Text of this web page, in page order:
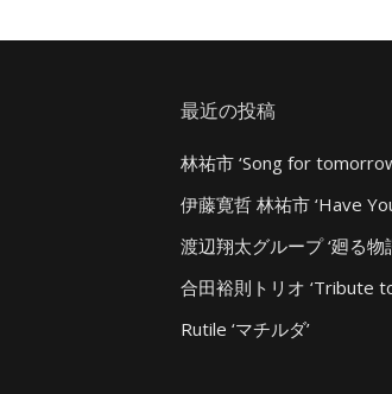
最近の投稿
林祐市 ‘Song for
伊藤寛哲 林祐市 ‘Have
渡辺翔太グループ ‘廻る物
合田裕則トリオ ‘Tribute
Rutile ‘マチルダ’